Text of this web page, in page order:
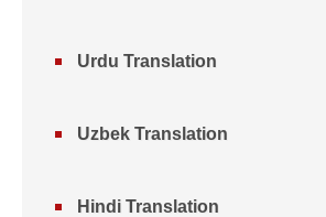
Urdu Translation
Uzbek Translation
Hindi Translation